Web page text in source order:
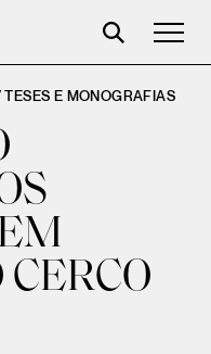
TESES E MONOGRAFIAS